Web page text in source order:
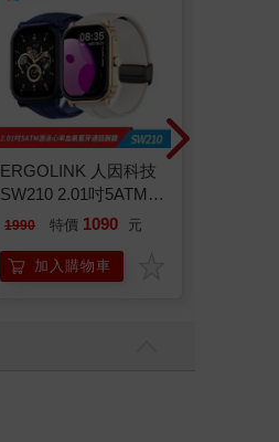
ERGOLINK 人因科技
SW210 2.01吋5ATM游
泳心率血氧藍牙通話腕
1990 特價 1090 元
加入購物車